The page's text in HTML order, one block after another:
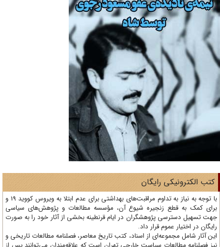
الکترونیکی رایگان
با توجه به نیاز به تداوم مراقبت‌های بهداشتی برای عدم ابتلا به ویروس کووید 19 و
کمک به قطع زنجیره شیوع آن، مؤسسه مطالعات و پژوهش‌های سیاسی
تسهیل دسترسی پژوهشگران در ایام قرنطینه بخشی از آثار خود را به صورت
در اختیار عموم قرار داد.
آثار شامل مجموعه‌ای از اسناد، کتب تاریخ معاصر، فصلنامه‌ مطالعات تاریخی و